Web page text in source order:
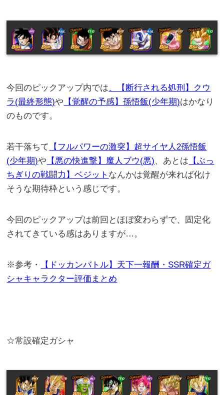
今回のピックアップ内では、【断行される処刑】クウ
ラ(最終形態)や 【覚醒の予感】孫悟飯(少年期)はかなり
のものです。
若干落ちて
【フルパワーの激突】超サイヤ人2孫悟飯
(少年期)や 【悪の快進撃】魔人ブウ(悪)、あとは 【ぶっ
ちぎりの戦闘力】ベジット なんかは覚醒が来れば化け
そうな期待枠という感じです。
今回のピックアップは前回とほぼ変わらずで、固定化
されてきている感はありますが…。
※参考・
【ドッカンバトル】天下一報酬・SSR確定ガ
シャキャラクター評価まとめ
☆常設確定ガシャ